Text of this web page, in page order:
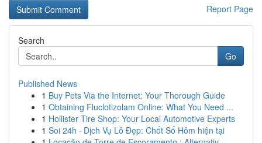
Report Page
Search
Go
Published News
1 Buy Pets Via the Internet: Your Thorough Guide
1 Obtaining Fluclotizolam Online: What You Need ...
1 Hollister Tire Shop: Your Local Automotive Experts
1 Soi 24h · Dịch Vụ Lô Đẹp: Chốt Số Hôm hiện tại